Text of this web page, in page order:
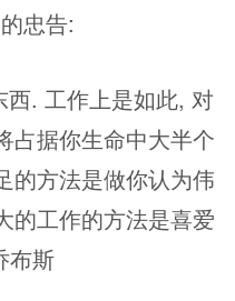
忠告:
西. 工作上是如此, 对
占据你生命中大半个
的方法是做你认为伟
的工作的方法是喜爱
布斯